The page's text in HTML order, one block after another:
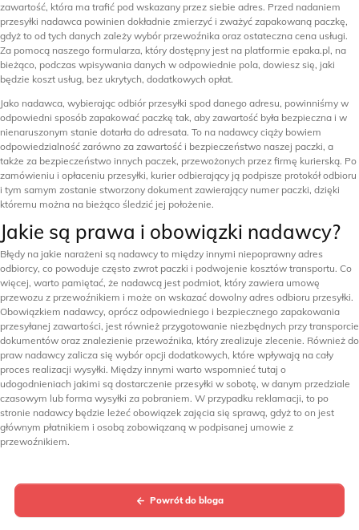
zawartość, która ma trafić pod wskazany przez siebie adres. Przed nadaniem
przesyłki nadawca powinien dokładnie zmierzyć i zważyć zapakowaną paczkę,
gdyż to od tych danych zależy wybór przewoźnika oraz ostateczna cena usługi.
Za pomocą naszego formularza, który dostępny jest na platformie epaka.pl, na
bieżąco, podczas wpisywania danych w odpowiednie pola, dowiesz się, jaki
będzie koszt usług, bez ukrytych, dodatkowych opłat.
Jako nadawca, wybierając odbiór przesyłki spod danego adresu, powinniśmy w
odpowiedni sposób zapakować paczkę tak, aby zawartość była bezpieczna i w
nienaruszonym stanie dotarła do adresata. To na nadawcy ciąży bowiem
odpowiedzialność zarówno za zawartość i bezpieczeństwo naszej paczki, a
także za bezpieczeństwo innych paczek, przewożonych przez firmę kurierską. Po
zamówieniu i opłaceniu przesyłki, kurier odbierający ją podpisze protokół odbioru
i tym samym zostanie stworzony dokument zawierający numer paczki, dzięki
któremu można na bieżąco śledzić jej położenie.
Jakie są prawa i obowiązki nadawcy?
Błędy na jakie narażeni są nadawcy to między innymi niepoprawny adres
odbiorcy, co powoduje często zwrot paczki i podwojenie kosztów transportu. Co
więcej, warto pamiętać, że nadawcą jest podmiot, który zawiera umowę
przewozu z przewoźnikiem i może on wskazać dowolny adres odbioru przesyłki.
Obowiązkiem nadawcy, oprócz odpowiedniego i bezpiecznego zapakowania
przesyłanej zawartości, jest również przygotowanie niezbędnych przy transporcie
dokumentów oraz znalezienie przewoźnika, który zrealizuje zlecenie. Również do
praw nadawcy zalicza się wybór opcji dodatkowych, które wpływają na cały
proces realizacji wysyłki. Między innymi warto wspomnieć tutaj o
udogodnieniach jakimi są dostarczenie przesyłki w sobotę, w danym przedziale
czasowym lub forma wysyłki za pobraniem. W przypadku reklamacji, to po
stronie nadawcy będzie leżeć obowiązek zajęcia się sprawą, gdyż to on jest
głównym płatnikiem i osobą zobowiązaną w podpisanej umowie z
przewoźnikiem.
Powrót do bloga